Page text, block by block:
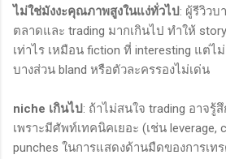
ไม่ใช่มังงะคุณภาพสูงในแง่ทั่วไป: ผู้รีวิวบ
ตลาดและ trading มากเกินไป ทำให้
เท่าไร เหมือน fiction ที่ interesting แต่ไ
บางส่วน bland หรือตัวละครรองไม่เด่น
niche เกินไป: ถ้าไม่สนใจ trading อาจรู้
เพราะมีศัพท์เทคนิคเยอะ (เช่น leverage,
punches ในการแสดงด้านมืดของการเท